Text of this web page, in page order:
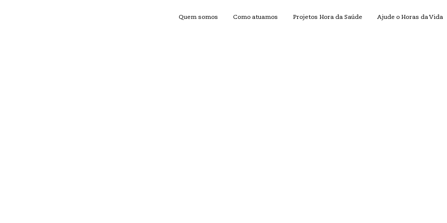
Quem somos Como atuamos Projetos Hora da Saúde Ajude o Horas da Vida